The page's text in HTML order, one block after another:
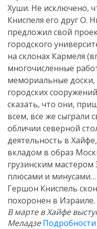
Хуши. Не исключено,
Книспеля его друг О.
предложил свой
городского
на склонах Кармеля
многочисленные
мемориальные
городских
сказать, что они,
всем, все же сыграли
обличии северной
деятельность в
вкладом в образ
грузинским
плюсами и минусами…
Гершон Книспель
похоронен в Израиле.
В марте в Хайфе
Меладзе